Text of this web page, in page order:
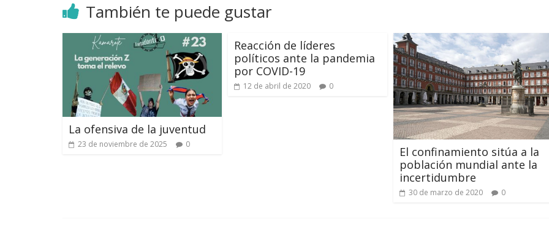
También te puede gustar
La ofensiva de la juventud
23 de noviembre de 2025 0
Reacción de líderes
políticos ante la pandemia
por COVID-19
12 de abril de 2020 0
El confinamiento sitúa a la
población mundial ante la
incertidumbre
30 de marzo de 2020 0